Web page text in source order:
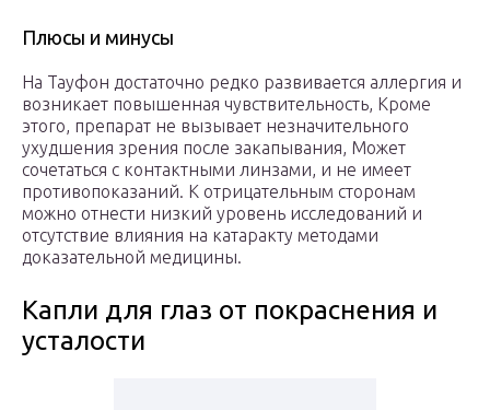
Плюсы и минусы
На Тауфон достаточно редко развивается аллергия и
возникает повышенная чувствительность, Кроме
этого, препарат не вызывает незначительного
ухудшения зрения после закапывания, Может
сочетаться с контактными линзами, и не имеет
противопоказаний. К отрицательным сторонам
можно отнести низкий уровень исследований и
отсутствие влияния на катаракту методами
доказательной медицины.
Капли для глаз от покраснения и
усталости